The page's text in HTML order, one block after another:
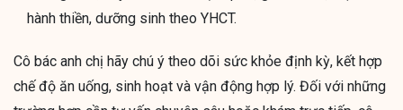
hành thiền, dưỡng sinh theo YHCT.
Cô bác anh chị hãy chú ý theo dõi sức khỏe định kỳ, kết hợp
chế độ ăn uống, sinh hoạt và vận động hợp lý. Đối với những